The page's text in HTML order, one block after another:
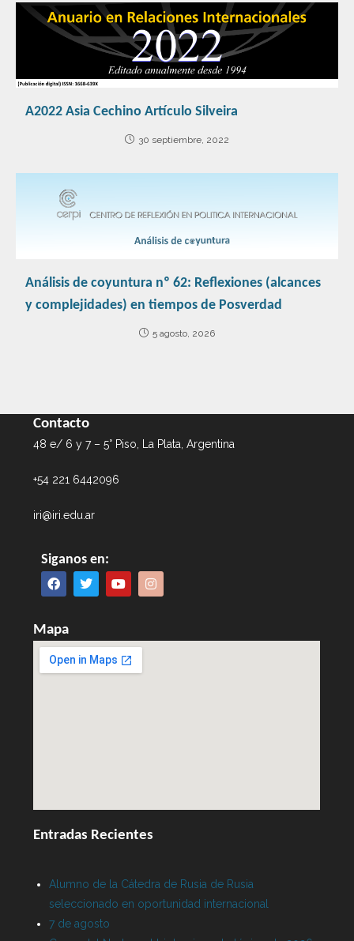
A2022 Asia Cechino Artículo Silveira
30 septiembre, 2022
Análisis de coyuntura nº 62: Reflexiones (alcances
y complejidades) en tiempos de Posverdad
5 agosto, 2026
Contacto
48 e/ 6 y 7 – 5° Piso, La Plata, Argentina
+54 221 6442096
iri@iri.edu.ar
Siganos en:
Mapa
Entradas Recientes
Alumno de la Cátedra de Rusia de Rusia
seleccionado en oportunidad internacional
7 de agosto